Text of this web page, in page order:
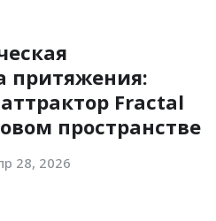
притяжения:
Fractal
пространстве
28, 2026